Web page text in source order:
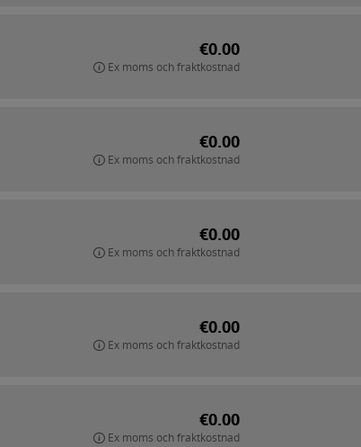
€0.00
Ex moms och fraktkostnad
€0.00
Ex moms och fraktkostnad
€0.00
Ex moms och fraktkostnad
€0.00
Ex moms och fraktkostnad
€0.00
Ex moms och fraktkostnad